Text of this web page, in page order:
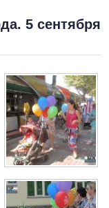
5 сентября